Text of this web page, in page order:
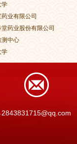
学
业有限公司
药业股份有限公司
测中心
学
2843831715@qq.com